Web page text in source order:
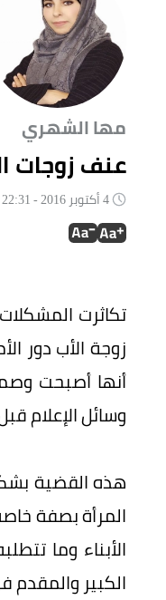
مها الشهري
عنف زوجات
تكاثرت
زوجة الأب دور
أنها أصبحت
وسائل الإعلام
هذه القضية
المرأة بصفة
الأبناء وما
الكبير